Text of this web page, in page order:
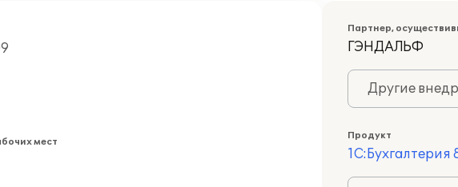
мест
Партнер,
ГЭНДАЛЬФ
Другие
Продукт
1С:Бухгалтерия